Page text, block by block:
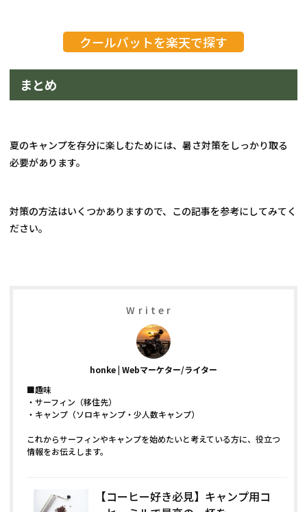
クールパットを楽天で探す
まとめ
夏のキャンプを存分に楽しむためには、暑さ対策をしっかり取る
必要があります。
対策の方法はいくつかありますので、この記事を参考にしてみてく
ださい。
Writer
honke Webマーケター/ライター
■趣味
・サーフィン（移住先）
・キャンプ（ソロキャンプ・少人数キャンプ）
これからサーフィンやキャンプを始めたいと考えている方に、役立つ
情報をお伝えします。
【コーヒー好き必見】キャンプ用コ